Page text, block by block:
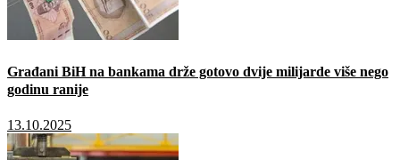
Građani BiH na bankama drže gotovo dvije milijarde više nego
godinu ranije
13.10.2025